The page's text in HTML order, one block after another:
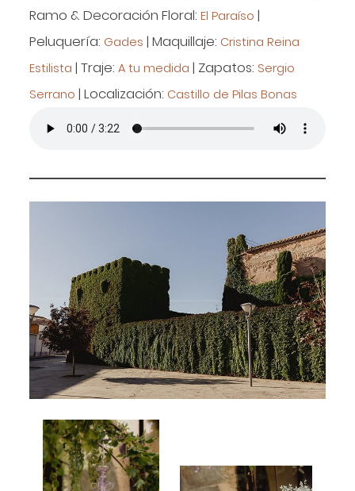
Ramo & Decoración Floral: El Paraíso |
Peluquería: Gades | Maquillaje: Cristina Reina
Estilista | Traje:A tu medida | Zapatos: Sergio
Serrano | Localización: Castillo de Pilas Bonas